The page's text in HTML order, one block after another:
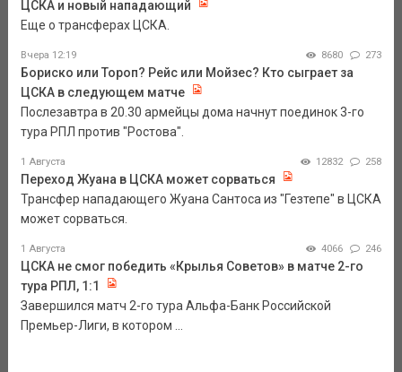
ЦСКА и новый нападающий
Еще о трансферах ЦСКА.
Вчера 12:19 8680 273
Бориско или Тороп? Рейс или Мойзес? Кто сыграет за
ЦСКА в следующем матче
Послезавтра в 20.30 армейцы дома начнут поединок 3-го
тура РПЛ против "Ростова".
1 Августа 12832 258
Переход Жуана в ЦСКА может сорваться
Трансфер нападающего Жуана Сантоса из "Гезтепе" в ЦСКА
может сорваться.
1 Августа 4066 246
ЦСКА не смог победить «Крылья Советов» в матче 2-го
тура РПЛ, 1:1
Завершился матч 2-го тура Альфа-Банк Российской
Премьер-Лиги, в котором ...